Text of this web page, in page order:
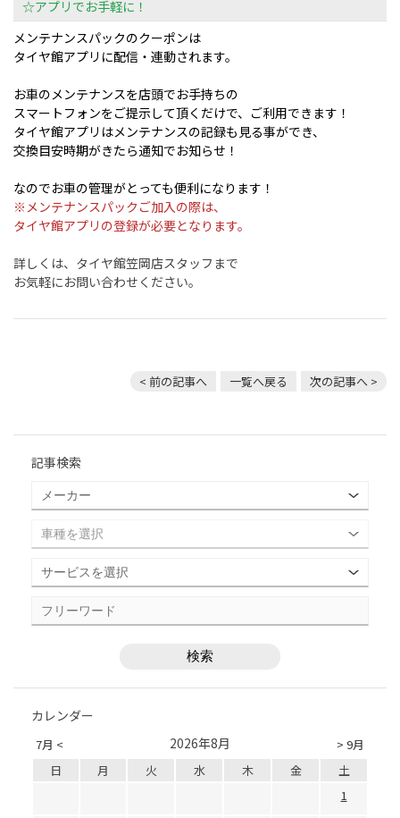
☆アプリでお手軽に！
メンテナンスパックのクーポンは
タイヤ館アプリに配信・連動されます。
お車のメンテナンスを店頭でお手持ちの
スマートフォンをご提示して頂くだけで、ご利用できます！
タイヤ館アプリはメンテナンスの記録も見る事ができ、
交換目安時期がきたら通知でお知らせ！
なのでお車の管理がとっても便利になります！
※メンテナンスパックご加入の際は、
タイヤ館アプリの登録が必要となります。
詳しくは、タイヤ館笠岡店スタッフまで
お気軽にお問い合わせください。
< 前の記事へ 一覧へ戻る 次の記事へ >
記事検索
カレンダー
7月 < > 9月
2026年8月
日 月 火 水 木 金
土
1